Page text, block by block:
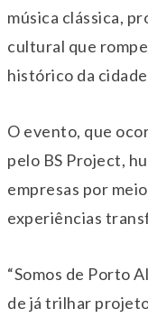
música clássica,
cultural que
histórico da
O evento, que
pelo BS Project,
empresas por
experiências
“Somos de Porto
de já trilhar